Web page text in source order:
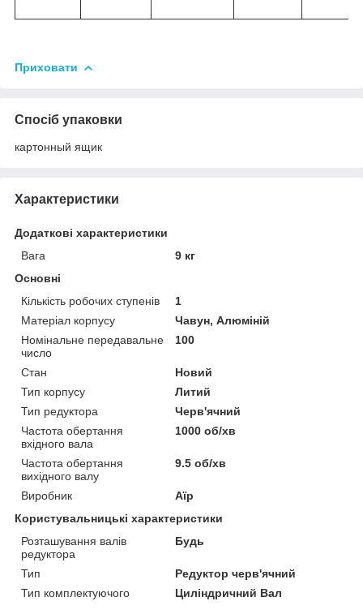
Приховати
Спосіб упаковки
картонный ящик
Характеристики
Додаткові характеристики
Вага
9 кг
Основні
Кількість робочих ступенів
1
Матеріал корпусу
Чавун, Алюміній
Номінальне передавальне
число
100
Стан
Новий
Тип корпусу
Литий
Тип редуктора
Черв'ячний
Частота обертання
вхідного вала
1000 об/хв
Частота обертання
вихідного валу
9.5 об/хв
Виробник
Аїр
Користувальницькі характеристики
Розташування валів
редуктора
Будь
Тип
Редуктор черв'ячний
Тип комплектуючого
Циліндричний Вал